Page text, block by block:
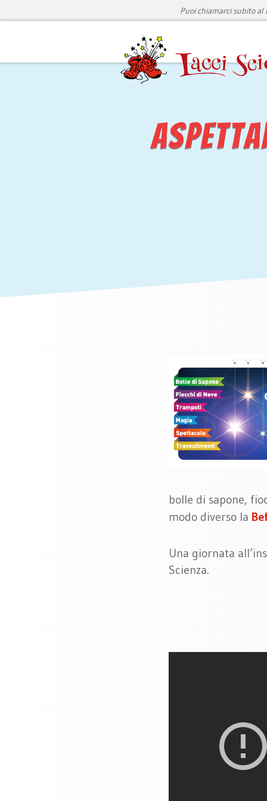
Puoi chiamarci subito
bolle di sapone,
modo diverso la
Una giornata
Scienza.